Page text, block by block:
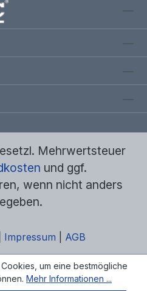
Mehrwertsteuer
und ggf.
wenn nicht anders
Impressum AGB
um eine bestmögliche
Mehr Informationen ...